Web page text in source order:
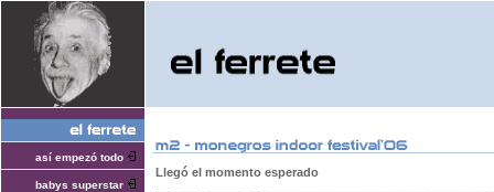
así empezó todo
babys superstar
Llegó el momento esperado